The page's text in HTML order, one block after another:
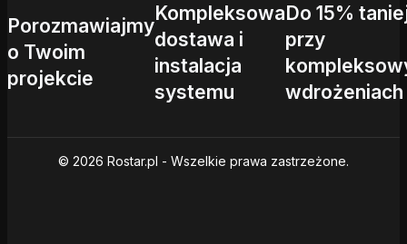
Porozmawiajmy
o Twoim
projekcie
Kompleksowa
dostawa i
instalacja
systemu
Do 15%
przy
wdrożeniach
© 2026 Rostar.pl - Wszelkie prawa zastrzeżone.